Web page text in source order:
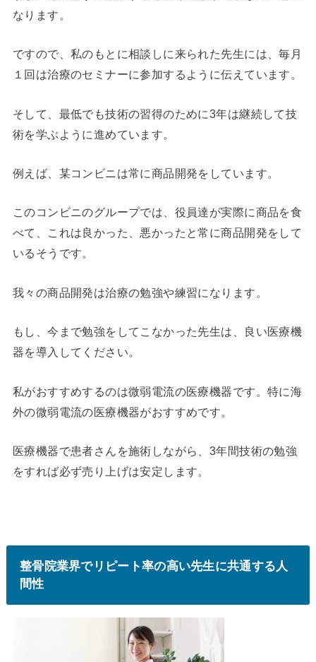
なります。
ですので、私のもとに相談しに来られた先生には、毎月
１回は治療のセミナーに参加するように伝えています。
そして、最低でも技術の習得のために3年は継続して技
術を学ぶように進めています。
例えば、某コンビニは常に商品開発をしています。
このコンビニのグループでは、役員達が実際に商品を食
べて、これは良かった、悪かったと常に商品開発をして
いるそうです。
我々の商品開発は治療の勉強や練習になります。
もし、今まで勉強をしてこなかった先生は、良い医療機
器を導入してください。
私がおすすめするのは微弱電流の医療機器です。特に海
外の微弱電流の医療機器がおすすめです。
医療機器で患者さんを施術しながら、3年間技術の勉強
をすれば必ず売り上げは安定します。
整骨院業界でリピート率の高い先生に共通する人
間性